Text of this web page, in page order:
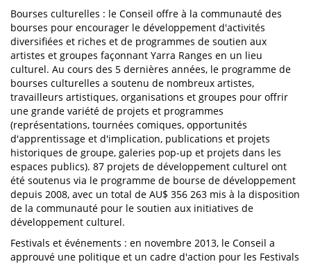
Bourses culturelles : le Conseil offre à la communauté des
bourses pour encourager le développement d'activités
diversifiées et riches et de programmes de soutien aux
artistes et groupes façonnant Yarra Ranges en un lieu
culturel. Au cours des 5 dernières années, le programme de
bourses culturelles a soutenu de nombreux artistes,
travailleurs artistiques, organisations et groupes pour offrir
une grande variété de projets et programmes
(représentations, tournées comiques, opportunités
d'apprentissage et d'implication, publications et projets
historiques de groupe, galeries pop-up et projets dans les
espaces publics). 87 projets de développement culturel ont
été soutenus via le programme de bourse de développement
depuis 2008, avec un total de AU$ 356 263 mis à la disposition
de la communauté pour le soutien aux initiatives de
développement culturel.
Festivals et événements : en novembre 2013, le Conseil a
approuvé une politique et un cadre d'action pour les Festivals